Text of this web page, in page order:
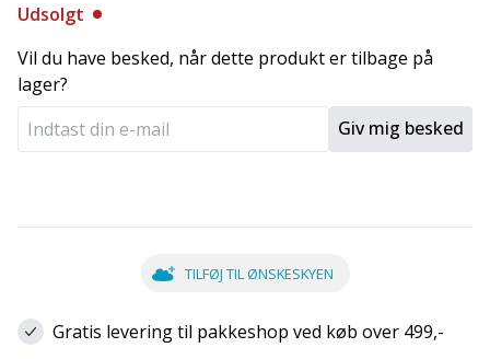
Udsolgt
Vil du have besked, når dette produkt er tilbage på
lager?
Giv mig besked
TILFØJ TIL ØNSKESKYEN
Gratis levering til pakkeshop ved køb over 499,-